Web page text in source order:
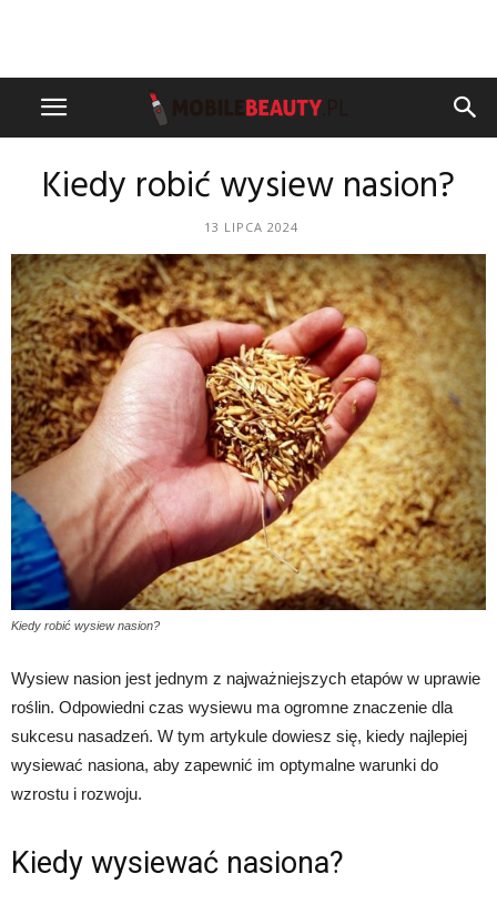
Kiedy robić wysiew nasion?
13 LIPCA 2024
Kiedy robić wysiew nasion?
Wysiew nasion jest jednym z najważniejszych etapów w uprawie
roślin. Odpowiedni czas wysiewu ma ogromne znaczenie dla
sukcesu nasadzeń. W tym artykule dowiesz się, kiedy najlepiej
wysiewać nasiona, aby zapewnić im optymalne warunki do
wzrostu i rozwoju.
Kiedy wysiewać nasiona?